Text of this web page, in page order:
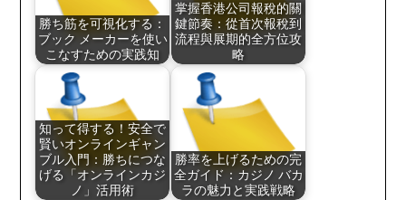
勝ち筋を可視化する：
ブック メーカーを使い
こなすための実践知
掌握香港公司報稅的關
鍵節奏：從首次報稅到
流程與展期的全方位攻
略
知って得する！安全で
賢いオンラインギャン
ブル入門：勝ちにつな
げる「オンラインカジ
ノ」活用術
勝率を上げるための完
全ガイド：カジノ バカ
ラの魅力と実践戦略